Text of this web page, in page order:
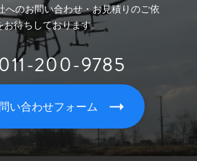
へのお問い合わせ・お見積りのご依
お待ちしております。
200-9785
い合わせフォーム